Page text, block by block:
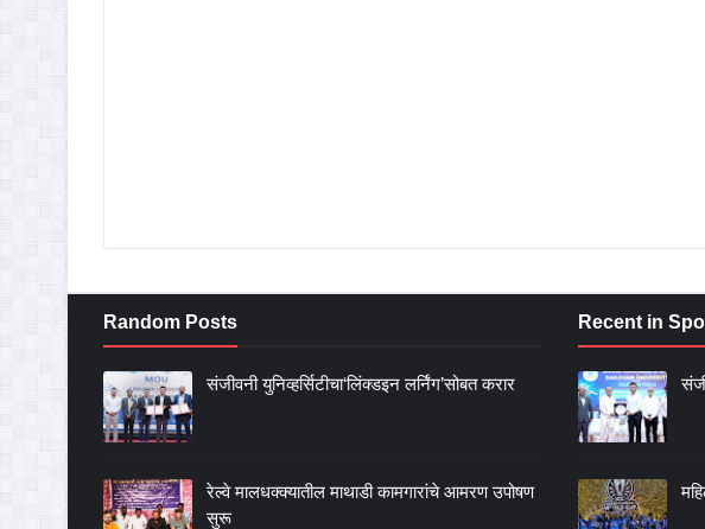
Random Posts
संजीवनी युनिव्हर्सिटीचा‘लिंक्डइन लर्निंग’सोबत करार
रेल्वे मालधक्क्यातील माथाडी कामगारांचे आमरण उपोषण
सुरू
Recent in